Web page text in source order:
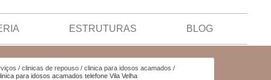
ESTRUTURAS BLOG
clinicas de repouso
clinica para idosos acamados
para idosos acamados telefone Vila Velha